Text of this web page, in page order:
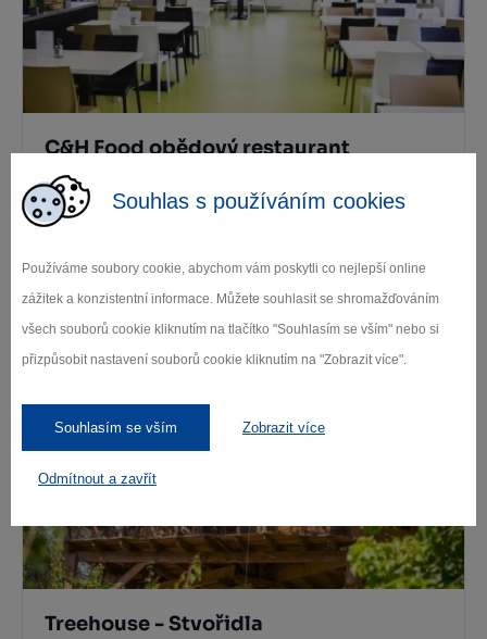
Souhlas s používáním cookies
Používáme soubory cookie, abychom vám poskytli co nejlepší online
zážitek a konzistentní informace. Můžete souhlasit se shromažďováním
všech souborů cookie kliknutím na tlačítko "Souhlasím se vším" nebo si
přizpůsobit nastavení souborů cookie kliknutím na "Zobrazit více".
Souhlasím se vším Zobrazit více
Odmítnout a zavřít
C&H Food obědový restaurant
Havlíčkův Brod
Další stravovací zařízení
Kde se ubytovat
Treehouse - Stvořidla